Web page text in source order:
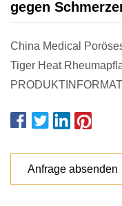
gegen
China Medical
Tiger Heat
Anfrage absenden